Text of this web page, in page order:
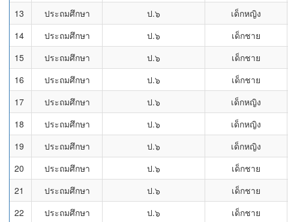
13
ประถมศึกษา ป.๖ เด็กหญิง
14
ประถมศึกษา ป.๖ เด็กชาย
15
ประถมศึกษา ป.๖ เด็กชาย
16
ประถมศึกษา ป.๖ เด็กชาย
17
ประถมศึกษา ป.๖ เด็กหญิง
18
ประถมศึกษา ป.๖ เด็กหญิง
19
ประถมศึกษา ป.๖ เด็กหญิง
20
ประถมศึกษา ป.๖ เด็กชาย
21
ประถมศึกษา ป.๖ เด็กชาย
22
ประถมศึกษา ป.๖ เด็กชาย